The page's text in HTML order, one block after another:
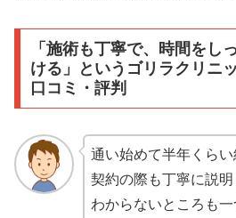
「施術も丁寧で、時間をし
ける」というゴリラクリニ
口コミ・評判
通い始めて半年くらい
契約の際も丁寧に説明
わからないところも